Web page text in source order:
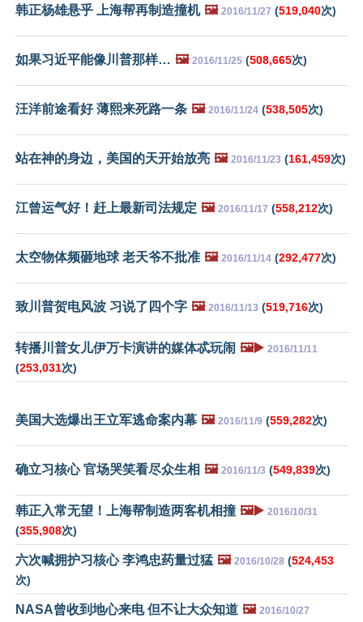
韩正杨雄悬乎 上海帮再制造撞机 🖼️ 2016/11/27 (519,040次)
如果习近平能像川普那样… 🖼️ 2016/11/25 (508,665次)
汪洋前途看好 薄熙来死路一条 🖼️ 2016/11/24 (538,505次)
站在神的身边，美国的天开始放亮 🖼️ 2016/11/23 (161,459次)
江曾运气好！赶上最新司法规定 🖼️ 2016/11/17 (558,212次)
太空物体频砸地球 老天爷不批准 🖼️ 2016/11/14 (292,477次)
致川普贺电风波 习说了四个字 🖼️ 2016/11/13 (519,716次)
转播川普女儿伊万卡演讲的媒体忒玩闹 🖼️▶️ 2016/11/11
(253,031次)
美国大选爆出王立军逃命案内幕 🖼️ 2016/11/9 (559,282次)
确立习核心 官场哭笑看尽众生相 🖼️ 2016/11/3 (549,839次)
韩正入常无望！上海帮制造两客机相撞 🖼️▶️ 2016/10/31
(355,908次)
六次喊拥护习核心 李鸿忠药量过猛 🖼️ 2016/10/28 (524,453
次)
NASA曾收到地心来电 但不让大众知道 🖼️ 2016/10/27